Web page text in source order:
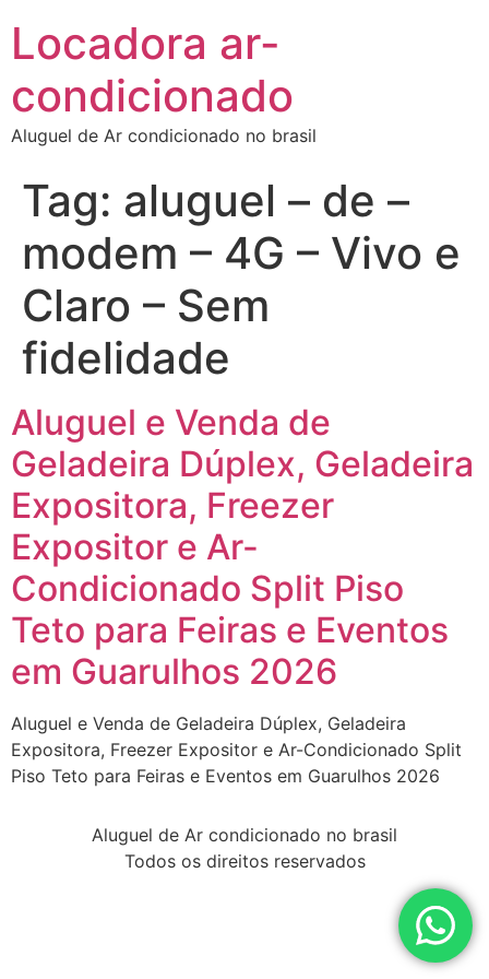
Locadora ar-
condicionado
Aluguel de Ar condicionado no brasil
Tag: aluguel – de –
modem – 4G – Vivo e
Claro – Sem
fidelidade
Aluguel e Venda de
Geladeira Dúplex, Geladeira
Expositora, Freezer
Expositor e Ar-
Condicionado Split Piso
Teto para Feiras e Eventos
em Guarulhos 2026
Aluguel e Venda de Geladeira Dúplex, Geladeira
Expositora, Freezer Expositor e Ar-Condicionado Split
Piso Teto para Feiras e Eventos em Guarulhos 2026
Aluguel de Ar condicionado no brasil
Todos os direitos reservados